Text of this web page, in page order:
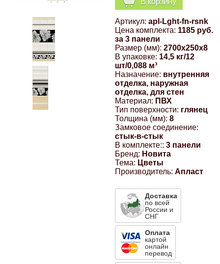
Артикул: apl-Lght-fn-rsnk
Цена комплекта: 1185 руб.
за 3 панели
Размер (мм): 2700x250x8
В упаковке: 14,5 кг/12
шт/0,088 м³
Назначение: внутренняя
отделка, наружная
отделка, для стен
Материал: ПВХ
Тип поверхности: глянец
Толщина (мм): 8
Замковое соединение:
стык-в-стык
В комплекте:: 3 панели
Бренд: Новита
Тема: Цветы
Производитель: Апласт
Доставка
по всей
России и
СНГ
Оплата
картой
онлайн
перевод
Компрессионные фитинги Poliext
Hyundai
Флуоресцентные краски
Шпатлевки, штукатурки
Эмали универсальные акриловые
Грунтовки, защитные лаки
Магнитные панели на холодильник